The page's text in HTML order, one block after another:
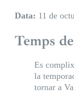
Data: 11 de
Temps
Es
la
tornar a